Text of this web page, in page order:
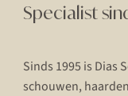
Specialist
Sinds 1995 is Dias
schouwen,